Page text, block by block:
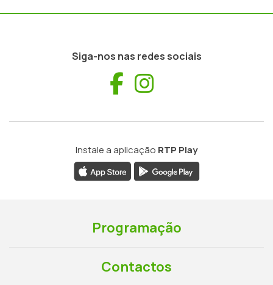
Siga-nos nas redes sociais
Facebook
Instale a aplicação RTP Play
Programação
Contactos